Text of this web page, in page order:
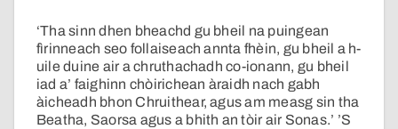
‘Tha sinn dhen bheachd gu bheil na puingean
fìrinneach seo follaiseach annta fhèin, gu bheil a h-
uile duine air a chruthachadh co-ionann, gu bheil
iad a’ faighinn chòirichean àraidh nach gabh
àicheadh bhon Chruithear, agus am measg sin tha
Beatha, Saorsa agus a bhith an tòir air Sonas.’ ’S